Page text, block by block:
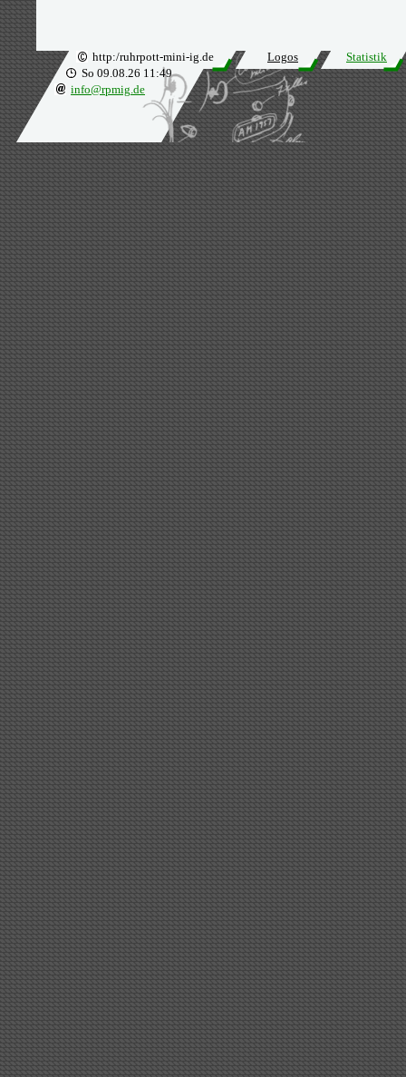
http:/ruhrpott-mini-ig.de Logos
Statistik
So 09.08.26 11:49
info@rpmig.de